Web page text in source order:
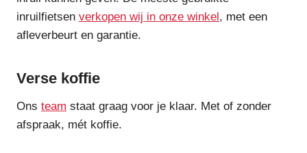
inruilfietsen verkopen wij in onze winkel, met een
afleverbeurt en garantie.
Verse koffie
Ons team staat graag voor je klaar. Met of zonder
afspraak, mét koffie.